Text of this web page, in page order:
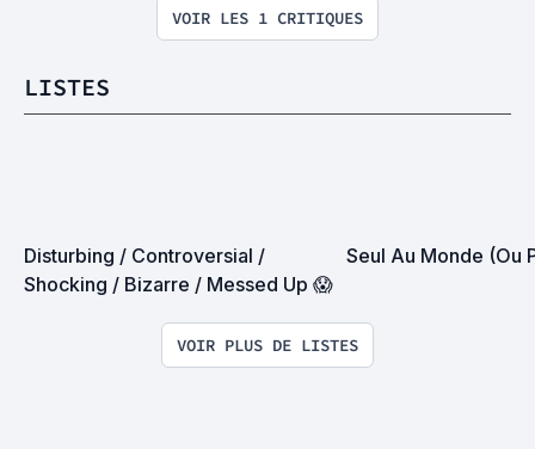
VOIR LES 1 CRITIQUES
LISTES
Disturbing / Controversial /
Shocking / Bizarre / Messed Up 😱
Seul Au Monde (Ou
VOIR PLUS DE LISTES